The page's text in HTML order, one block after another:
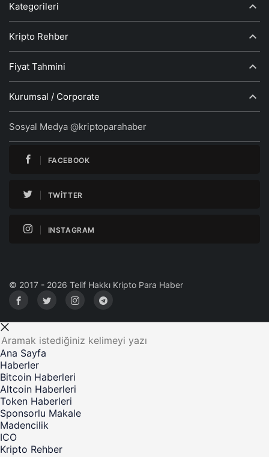
Kategorileri
Kripto Rehber
Fiyat Tahmini
Kurumsal / Corporate
Sosyal Medya @kriptoparahaber
FACEBOOK
TWITTER
INSTAGRAM
© 2017 - 2026 Telif Hakkı Kripto Para Haber
Ana Sayfa
Haberler
Bitcoin Haberleri
Altcoin Haberleri
Token Haberleri
Sponsorlu Makale
Madencilik
ICO
Kripto Rehber